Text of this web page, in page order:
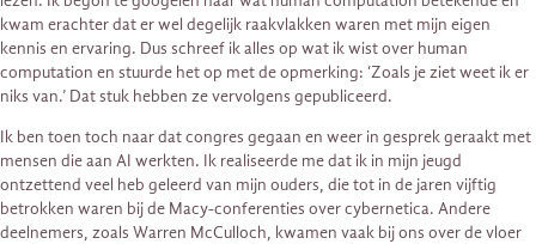
kwam erachter dat er wel degelijk raakvlakken waren met mijn eigen
kennis en ervaring. Dus schreef ik alles op wat ik wist over human
computation en stuurde het op met de opmerking: ‘Zoals je ziet weet ik er
niks van.’ Dat stuk hebben ze vervolgens gepubliceerd.
Ik ben toen toch naar dat congres gegaan en weer in gesprek geraakt met
mensen die aan AI werkten. Ik realiseerde me dat ik in mijn jeugd
ontzettend veel heb geleerd van mijn ouders, die tot in de jaren vijftig
betrokken waren bij de Macy-conferenties over cybernetica. Andere
deelnemers, zoals Warren McCulloch, kwamen vaak bij ons over de vloer